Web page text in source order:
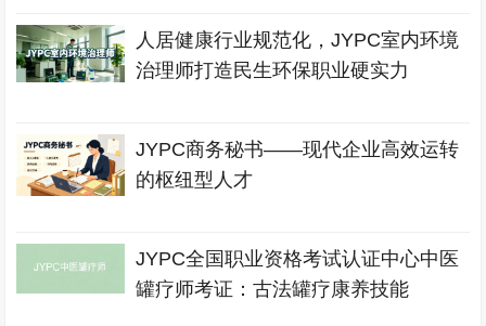
人居健康行业规范化，JYPC室内环境
治理师打造民生环保职业硬实力
JYPC商务秘书——现代企业高效运转
的枢纽型人才
JYPC全国职业资格考试认证中心中医
罐疗师考证：古法罐疗康养技能